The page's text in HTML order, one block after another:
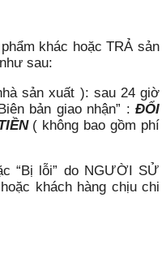
khác hoặc TRẢ sản
sau:
sản xuất ): sau 24 giờ
bản giao nhận” : ĐỔI
( không bao gồm phí
“Bị lỗi” do NGƯỜI SỬ
khách hàng chịu chi